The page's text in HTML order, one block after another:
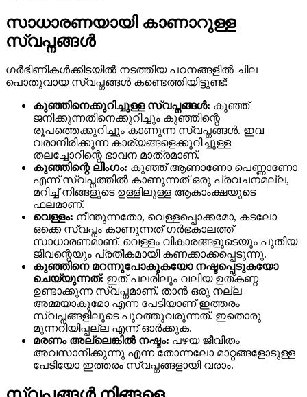
സാധാരണയായി കാണാറുള്ള
സ്വപ്നങ്ങൾ
ഗർഭിണികൾക്കിടയിൽ നടത്തിയ പഠനങ്ങളിൽ ചില
പൊതുവായ സ്വപ്നങ്ങൾ കണ്ടെത്തിയിട്ടുണ്ട്:
കുഞ്ഞിനെക്കുറിച്ചുള്ള സ്വപ്നങ്ങൾ: കുഞ്ഞ്
ജനിക്കുന്നതിനെക്കുറിച്ചും കുഞ്ഞിന്റെ
രൂപത്തെക്കുറിച്ചും കാണുന്ന സ്വപ്നങ്ങൾ. ഇവ
വരാനിരിക്കുന്ന കാര്യങ്ങളെക്കുറിച്ചുള്ള
തലച്ചോറിന്റെ ഭാവന മാത്രമാണ്.
കുഞ്ഞിന്റെ ലിംഗം: കുഞ്ഞ് ആണാണോ പെണ്ണാണോ
എന്ന് സ്വപ്നത്തിൽ കാണുന്നത് ഒരു പ്രവചനമല്ല,
മറിച്ച് നിങ്ങളുടെ ഉള്ളിലുള്ള ആകാംക്ഷയുടെ
ഫലമാണ്.
വെള്ളം: നീന്തുന്നതോ, വെള്ളപ്പൊക്കമോ, കടലോ
ഒക്കെ സ്വപ്നം കാണുന്നത് ഗർഭകാലത്ത്
സാധാരണമാണ്. വെള്ളം വികാരങ്ങളുടെയും പുതിയ
ജീവന്റെയും പ്രതീകമായി കണക്കാക്കപ്പെടുന്നു.
കുഞ്ഞിനെ മറന്നുപോകുകയോ നഷ്ടപ്പെടുകയോ
ചെയ്യുന്നത്: ഇത് പലരിലും വലിയ ഉത്കണ്ഠ
ഉണ്ടാക്കുന്ന സ്വപ്നമാണ്. താൻ ഒരു നല്ല
അമ്മയാകുമോ എന്ന പേടിയാണ് ഇത്തരം
സ്വപ്നങ്ങളിലൂടെ പുറത്തുവരുന്നത്. ഇതൊരു
മുന്നറിയിപ്പല്ല എന്ന് ഓർക്കുക.
മരണം അല്ലെങ്കിൽ നഷ്ടം: പഴയ ജീവിതം
അവസാനിക്കുന്നു എന്ന തോന്നലോ മാറ്റങ്ങളോടുള്ള
പേടിയോ ഇത്തരം സ്വപ്നങ്ങളായി വരാം.